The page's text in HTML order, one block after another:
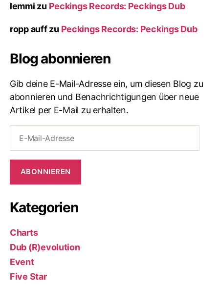
lemmi zu Peckings Records: Peckings Dub
ropp auffzu Peckings Records: Peckings Dub
Blog abonnieren
Gib deine E-Mail-Adresse ein, um diesen Blog zu
abonnieren und Benachrichtigungen über neue
Artikel per E-Mail zu erhalten.
Mail-
Adresse
ABONNIEREN
Kategorien
Charts
Dub (R)evolution
Event
Five Star